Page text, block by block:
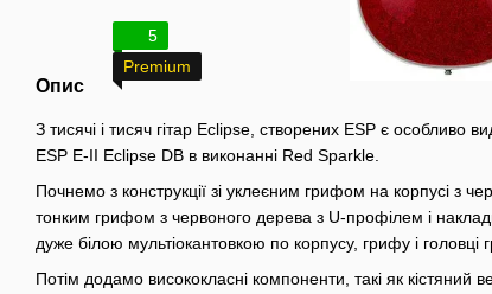
5
Premium
Опис
З тисячі і тисяч гітар Eclipse, створених ESP є особливо
ESP E-II Eclipse DB в виконанні Red Sparkle.
Почнемо з конструкції зі уклеєним грифом на корпусі з
тонким грифом з червоного дерева з U-профілем і
дуже білою мультіокантовкою по корпусу, грифу і головці
Потім додамо висококласні компоненти, такі як кістяний